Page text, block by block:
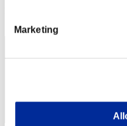
Marketing